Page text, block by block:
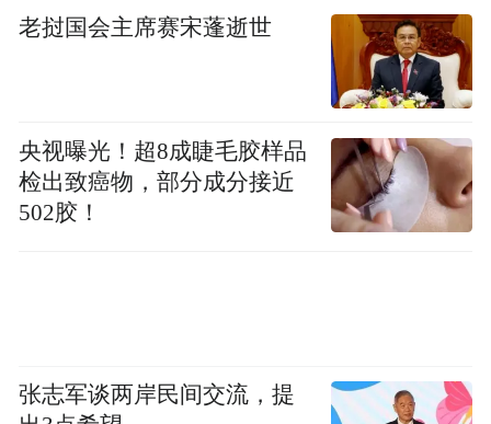
“非遗的形式丰富多彩，除了传统手工艺，还
有表演类、体育类等多种形态。”针对不同类
型的非遗，需要设计差异化的参与方式，通
现从“旁观者”到“参与者”的身份转变。“传承
不是复制，而是创新——我们希望年轻人通
过参与，让非遗成为生活的一部分。”
明星参与，能让他们的粉丝群体看见非遗之
美。”同时，他也看重垂类非遗KOL的价值：
老挝国会主席赛宋蓬逝世
央视曝光！超8成睫毛胶样品
检出致癌物，部分成分接近
502胶！
张志军谈两岸民间交流，提